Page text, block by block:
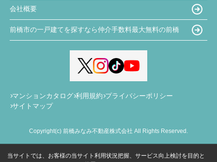
会社概要
前橋市の一戸建てを探すなら仲介手数料最大無料の前橋
マンションカタログ 利用規約 プライバシーポリシー
サイトマップ
Copyright(c) 前橋みなみ不動産株式会社 All Rights Reserved.
当サイトでは、お客様の当サイト利用状況把握、サービス向上検討を目的と